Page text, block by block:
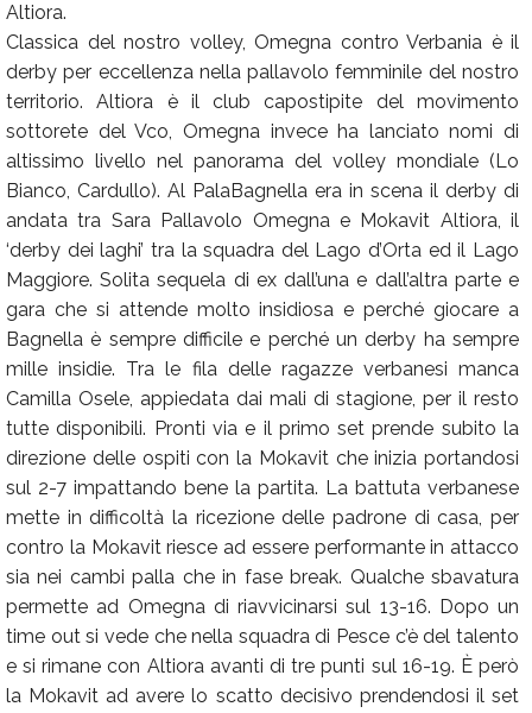
Altiora.
Classica del nostro volley, Omegna contro Verbania è il
derby per eccellenza nella pallavolo femminile del nostro
territorio. Altiora è il club capostipite del movimento
sottorete del Vco, Omegna invece ha lanciato nomi di
altissimo livello nel panorama del volley mondiale (Lo
Bianco, Cardullo). Al PalaBagnella era in scena il derby di
andata tra Sara Pallavolo Omegna e Mokavit Altiora, il
‘derby dei laghi’ tra la squadra del Lago d’Orta ed il Lago
Maggiore. Solita sequela di ex dall’una e dall’altra parte e
gara che si attende molto insidiosa e perché giocare a
Bagnella è sempre difficile e perché un derby ha sempre
mille insidie. Tra le fila delle ragazze verbanesi manca
Camilla Osele, appiedata dai mali di stagione, per il resto
tutte disponibili. Pronti via e il primo set prende subito la
direzione delle ospiti con la Mokavit che inizia portandosi
sul 2-7 impattando bene la partita. La battuta verbanese
mette in difficoltà la ricezione delle padrone di casa, per
contro la Mokavit riesce ad essere performante in attacco
sia nei cambi palla che in fase break. Qualche sbavatura
permette ad Omegna di riavvicinarsi sul 13-16. Dopo un
time out si vede che nella squadra di Pesce c’è del talento
e si rimane con Altiora avanti di tre punti sul 16-19. È però
la Mokavit ad avere lo scatto decisivo prendendosi il set